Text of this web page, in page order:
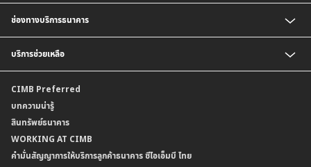
สินเชื่อบ้านแลกเงินและสินเชื่ออเนกประสงค์
อัตราดอกเบี้ยเงินฝาก
อัตราดอกเบี้ยเงินฝากลูกค้าสถาบัน
อัตราดอกเบี้ยบัญชีเงินฝากเงินตราต่างประเทศ
อัตราดอกเบี้ยเงินกู้
กำหนดระยะเวลาการขายหรือฝากเงินได้ที่เป็นเงินตราต่างประเทศ
ค่าธรรมเนียม
อัตราค่าธรรมเนียมการฝากถอนบัญชีเงินฝากเงินตราต่างประเทศ
ข้อกำหนดบัญชีเงินฝาก
เงื่อนไขและค่าธรรมเนียมที่เกี่ยวกับการให้บริการบัญชีเงินฝากเงินตราต่างประเทศ
ช่องทางบริการธนาคาร
CIMB THAI Connect
บริการแจ้งเตือนผ่าน SMS
พร้อมเพย์
บริการเปิดบัญชีด้วยการยืนยันตัวตนรูปแบบดิจิทัล (NDID)
การขอและรับส่งข้อมูลรายการเคลื่อนไหวบัญชีเงินฝาก ในรูปแบบข้อมูลดิจิทัลระหว่าง
ธนาคาร (dStatement)
บริการยืนยันตัวตนรูปแบบดิจิทัล (NDID) เพื่อทำธรุกรรมออนไลน์กับกรมสรรพากร
บริการช่วยเหลือ
สาขาธนาคาร
ข้อมูลคุณภาพการให้บริการ
คำมั่นสัญญาการให้บริการลูกค้าธนาคาร ซีไอเอ็มบี ไทย
Form Download Center
CIMB Preferred
บทความน่ารู้
สินทรัพย์ธนาคาร
WORKING AT CIMB
คำมั่นสัญญาการให้บริการลูกค้าธนาคาร ซีไอเอ็มบี ไทย